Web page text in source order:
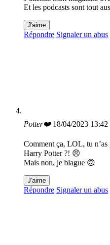
Et les podcasts sont tout
J'aime
Répondre Signaler un abus
Potter❤️ 18/04/2023 13:42
Comment ça, LOL, tu n’as
Harry Potter ?! 😠
Mais non, je blague 🙃
J'aime
Répondre Signaler un abus